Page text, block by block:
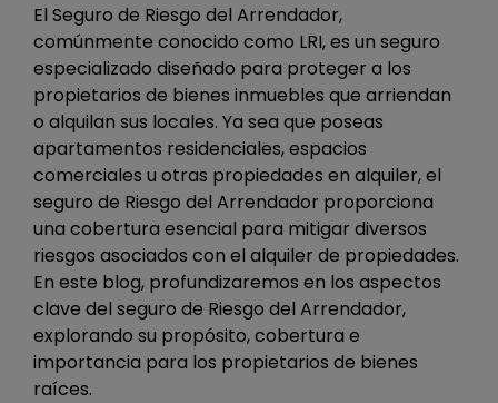
El Seguro de Riesgo del Arrendador,
comúnmente conocido como LRI, es un seguro
especializado diseñado para proteger a los
propietarios de bienes inmuebles que arriendan
o alquilan sus locales. Ya sea que poseas
apartamentos residenciales, espacios
comerciales u otras propiedades en alquiler, el
seguro de Riesgo del Arrendador proporciona
una cobertura esencial para mitigar diversos
riesgos asociados con el alquiler de propiedades.
En este blog, profundizaremos en los aspectos
clave del seguro de Riesgo del Arrendador,
explorando su propósito, cobertura e
importancia para los propietarios de bienes
raíces.